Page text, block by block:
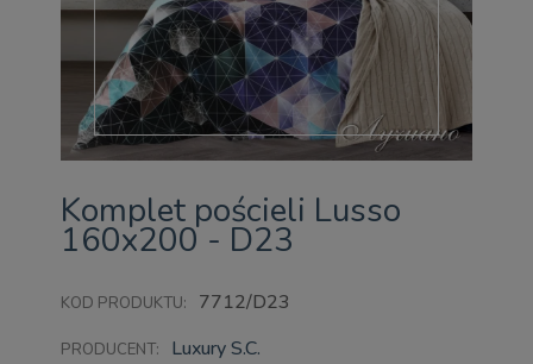
Komplet pościeli Lusso
160x200 - D23
KOD PRODUKTU: 7712/D23
PRODUCENT: Luxury S.C.